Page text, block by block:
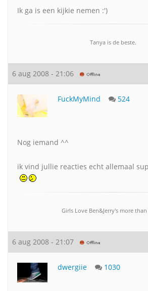
Ik ga is een kijkie nemen :')
Tanya is de beste.
6 aug 2008 - 21:06
FuckMyMind 524
Nog iemand ^^
ik vind jullie reacties echt allemaal
Girls Love Ben&Jerry's more
6 aug 2008 - 21:07
dwergiie 1030